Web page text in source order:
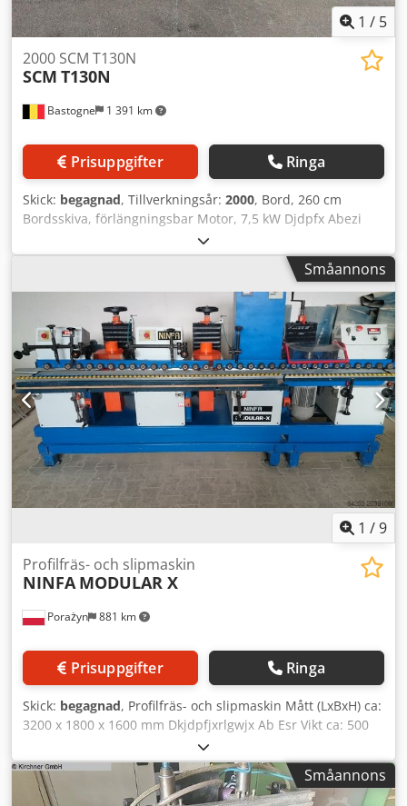
1 / 5
Bastogne 1 391 km
2000 SCM T130N
SCM T130N
Prisuppgifter Ringa
Skick: begagnad, Tillverkningsår: 2000, Bord, 260 cm
Bordsskiva, förlängningsbar Motor, 7,5 kW Djdpfx Abezi
Ewws Eskr Digital positionering 5 hastigheter 380 V
Småannons
1 /9
Porażyn 881 km
Profilfräs- och slipmaskin
NINFA MODULAR X
Prisuppgifter Ringa
Skick: begagnad, Profilfräs- och slipmaskin Mått (LxBxH) ca:
3200 x 1800 x 1600 mm Dkjdpfjxrlgwjx Ab Esr Vikt ca: 500
kg 3 spindlar, 1. frässpindel, 2-3. slip- och frässpindel,
Matningsband ca 100 mm brett, Total arbetslängd ca 3000
mm, Utdragbart arbetsstycksunderlag.
Småannons